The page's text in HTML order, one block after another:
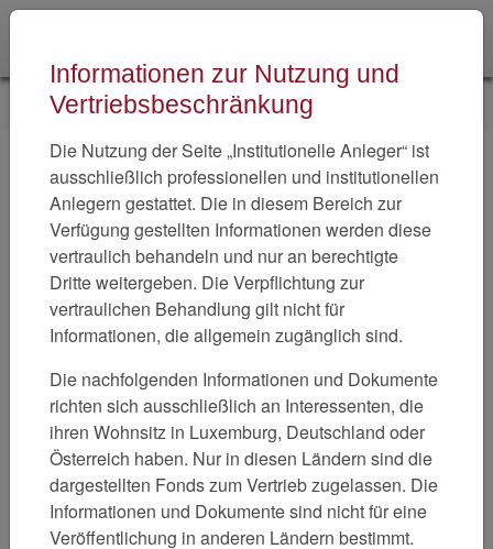
Skip to main navigation
Zum Hauptinhalt springen
Skip to page footer
Sie sind hier:
Home MMT Global Value Studien
Studien
Value-Studie 1/2026
Der Favoritenwechsel läuft
Value-Studie 12/2025
Value-Studie Mai 2021
Inflation - Gut für Value-Aktien? (5/2021)
Value-Studie Dezember 2020
Investmentchance 2021: "Value-Trendwende in
Informationen zur Nutzung und
Vertriebsbeschränkung
Die Nutzung der Seite „Institutionelle Anleger“ ist
ausschließlich professionellen und institutionellen
Anlegern gestattet. Die in diesem Bereich zur
Verfügung gestellten Informationen werden diese
vertraulich behandeln und nur an berechtigte
Dritte weitergeben. Die Verpflichtung zur
vertraulichen Behandlung gilt nicht für
Informationen, die allgemein zugänglich sind.
Die nachfolgenden Informationen und Dokumente
richten sich ausschließlich an Interessenten, die
ihren Wohnsitz in Luxemburg, Deutschland oder
Österreich haben. Nur in diesen Ländern sind die
dargestellten Fonds zum Vertrieb zugelassen. Die
Informationen und Dokumente sind nicht für eine
Veröffentlichung in anderen Ländern bestimmt.